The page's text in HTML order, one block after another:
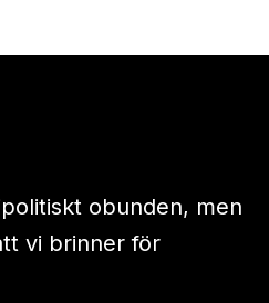
obunden, men
vi brinner för